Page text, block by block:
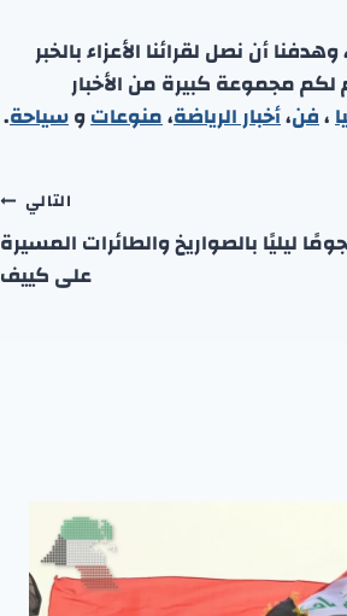
أن نصل لقرائنا الأعزاء بالخبر
مجموعة كبيرة من الأخبار
،فن،أخبار الرياضة،منوعاتوسياحة.
التالي
ليليًا بالصواريخ والطائرات المسيرة
على كييف